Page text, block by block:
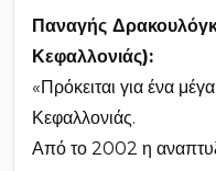
Παναγής
Κεφαλλονιάς):
«Πρόκειται για ένα
Κεφαλλονιάς.
Από το 2002 η